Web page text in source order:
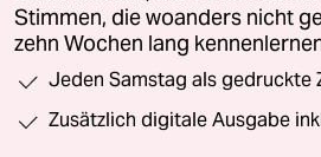
Stimmen, die woanders nicht
zehn Wochen lang
Jeden Samstag als gedruckte
Zusätzlich digitale Ausgabe